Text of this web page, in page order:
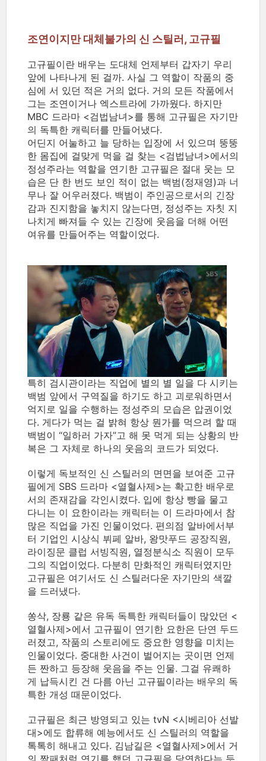
조연이지만 대체불가의 신 스틸러, 고규필
고규필이란 배우는 도대체 언제부터 갑자기 우리
앞에 나타나게 된 걸까. 사실 그 역할이 작품의 중
심에 서 있던 적은 거의 없다. 거의 모든 작품에서
그는 조연이거나 엑스트라에 가까웠다. 하지만
MBC 드라마 <검법남녀>를 통해 고규필은 자기만
의 독특한 캐릭터를 만들어냈다.
어딘지 어눌하고 늘 당하는 입장에 서 있으며 뚱뚱
한 몸집에 걸맞게 먹을 걸 찾는 <검법남녀>에서의
정성주라는 역할을 연기한 고규필은 절대 웃는 모
습은 단 한 번도 보인 적이 없는 백범(정재영)과 너
무나 잘 어우러졌다. 백범이 주인공으로서의 긴장
감과 진지함을 놓치지 않는다면, 정성주는 자칫 지
나치게 빠져들 수 있는 긴장에 웃음을 더해 어떤
여유를 만들어주는 역할이었다.
특히 검시관이라는 직업에 별의 별 일을 다 시키는
백범 앞에서 구역질을 하기도 하고 괴로워하면서
억지로 일을 수행하는 정성주의 모습은 압권이었
다. 게다가 먹는 걸 밝혀 항상 뭔가를 먹으려 할 때
백범이 “일하러 가자”고 해 못 먹게 되는 상황의 반
복은 그 자체로 하나의 웃음의 코드가 되었다.
이렇게 독보적인 신 스틸러의 면면을 보여준 고규
필에게 SBS 드라마 <열혈사제>는 확고한 배우로
서의 존재감을 각인시켰다. 입에 항상 빵을 물고
다니는 이 요한이라는 캐릭터는 이 드라마에서 참
많은 직업을 가진 인물이었다. 편의점 알바에서부
터 기업인 시상식 뷔페 알바, 왕맛푸드 공장직원,
라이징문 클럽 서빙직원, 열정분식소 직원이 모두
그의 직업이었다. 다분히 만화적인 캐릭터였지만
고규필은 여기서도 신 스틸러다운 자기만의 색깔
을 드러냈다.
쏭삭, 장룡 같은 유독 독특한 캐릭터들이 많았던 <
열혈사제>에서 고규필이 연기한 요한은 단연 두드
러졌고, 작품의 스토리에도 중요한 영향을 미치는
인물이었다. 중대한 사건이 벌어지는 곳이면 언제
든 짠하고 등장해 웃음을 주는 인물. 그걸 유쾌하
게 납득시킨 건 다름 아닌 고규필이라는 배우의 독
특한 개성 때문이었다.
고규필은 최근 방영되고 있는 tvN <시베리아 선발
대>에도 합류해 예능에서도 신 스틸러의 역할을
톡톡히 해내고 있다. 김남길은 <열혈사제>에서 거
의 짝패처럼 연기를 했던 고규필을 당연하다는 듯